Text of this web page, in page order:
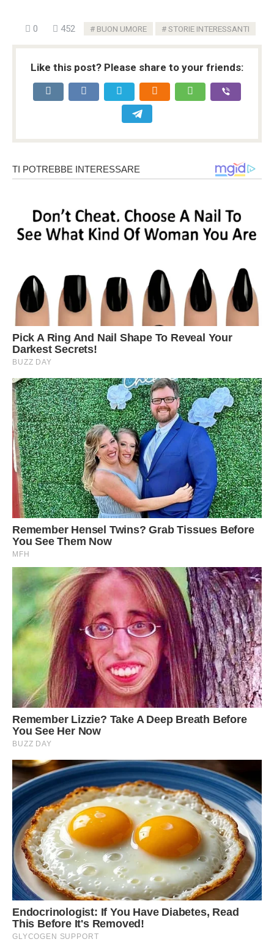
0 452 BUON UMORE STORIE INTERESSANTI
Like this post? Please share to your friends: